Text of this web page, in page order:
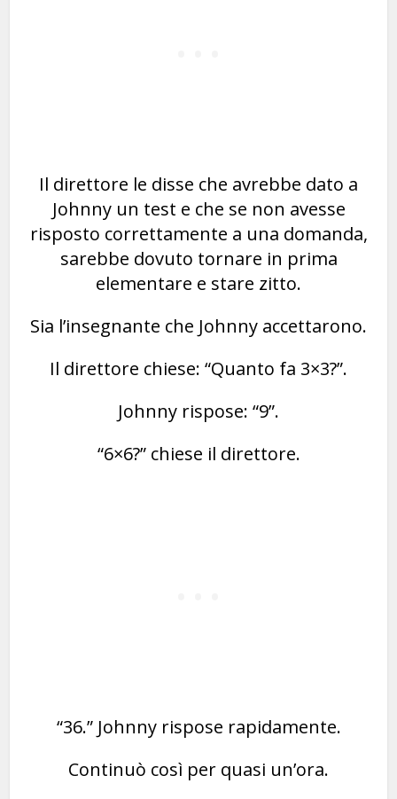
Il direttore le disse che avrebbe dato a
Johnny un test e che se non avesse
risposto correttamente a una domanda,
sarebbe dovuto tornare in prima
elementare e stare zitto.
Sia l’insegnante che Johnny accettarono.
Il direttore chiese: “Quanto fa 3×3?”.
Johnny rispose: “9”.
“6×6?” chiese il direttore.
“36.” Johnny rispose rapidamente.
Continuò così per quasi un’ora.